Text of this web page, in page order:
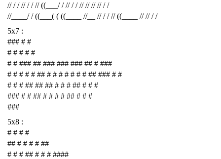
// / / // / / // ((___/ / // / / // // // // / /
//____/ / ((___( ( ((____ //__ // / / // ((____ // // / /
5x7 :
### # #
# # # # #
# # ### ## ### ### ### ## # ###
# # # # # ## # # # # # # # ## ### # #
# # # ## ## ## # # # ## # # #
### # # ## # # # # ## # # #
###
5x8 :
# # # #
## # # # # ##
# # # ## # # # ####